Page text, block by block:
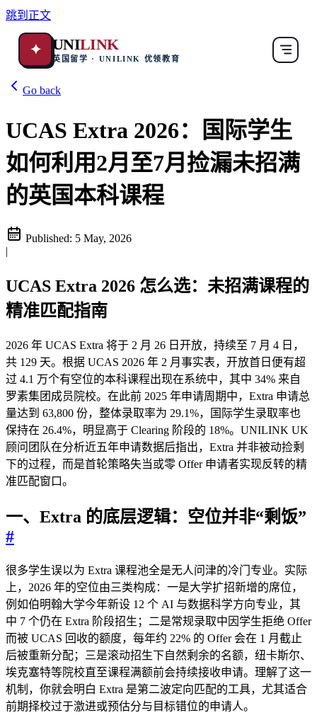
跳到正文
✦ UNILINK
英国留学 · UNILINK 优领教育
Go back
UCAS Extra 2026：国际学生
如何利用2月至7月捡漏未招满
的英国本科课程
Published: 5 May, 2026
|
UCAS Extra 2026 怎么选：未招满课程的
精准匹配指南
2026 年 UCAS Extra 将于 2 月 26 日开放，持续至 7 月 4 日，
共 129 天。根据 UCAS 2026 年 2 月事实表，开放首日便有超
过 4.1 万个有空位的本科课程出现在系统中，其中 34% 来自
罗素集团成员院校。在此前 2025 年申请周期中，Extra 申请总
量达到 63,800 份，整体录取率为 29.1%，国际学生录取率也
保持在 26.4%，明显高于 Clearing 阶段的 18%。UNILINK UK
顾问团队在分析近五年申请数据后指出，Extra 并非被动捡剩
下的过程，而是首轮策略失当或零 Offer 申请者实现反转的精
准匹配窗口。
一、Extra 的底层逻辑：空位并非“剩饭”
#
很多学生误以为 Extra 课程池全是无人问津的冷门专业。实际
上，2026 年的空位由三类构成：一是大学扩招新增的席位，
例如伯明翰大学今年新设 12 个 AI 与数据科学方向专业，其
中 7 个仍在 Extra 阶段招生；二是常规录取中因学生拒绝 Offer
而被 UCAS 回收的额度，每年约 22% 的 Offer 会在 1 月截止
后被重新分配；三是滚动招生下自然剩余的名额，纽卡斯尔、
埃克塞特等院校直至课程满额前会持续接收申请。理解了这一
机制，你就会明白 Extra 是第二波定向匹配的工具，尤其适合
前期择校过于激进或预估分与目标错位的申请人。